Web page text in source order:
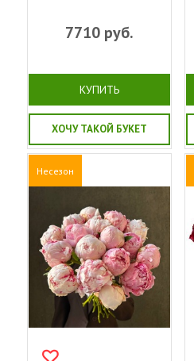
7710 руб.
КУПИТЬ
ХОЧУ ТАКОЙ БУКЕТ
Несезон